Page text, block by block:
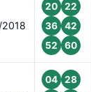
20
22
36
42
52
60
04
28